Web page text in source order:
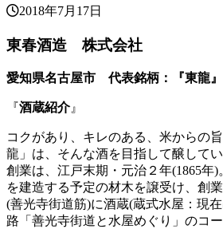
2018年7月17日
東春酒造 株式会社
愛知県名古屋市 代表銘柄：『東龍』
『酒蔵紹介』
コクがあり、キレのある、米からの
龍」は、そんな酒を目指して醸してい
創業は、江戸末期・元治２年(1865年
を建造する予定の材木を譲受け、創
(善光寺街道筋)に酒蔵(蔵式水屋：現
路「善光寺街道と水屋めぐり」のコ